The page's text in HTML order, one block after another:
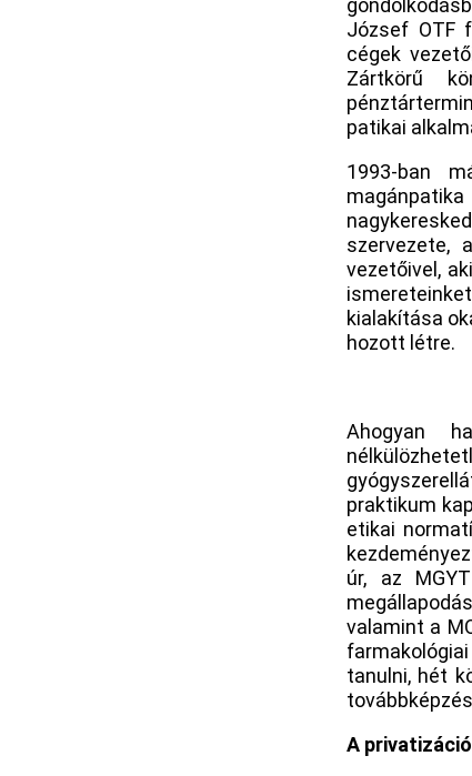
József OTF
cégek
Zártkörű
patikai
1993-ban
szervezete,
vezetőivel,
kialakítása
hozott létre.
Ahogyan
praktikum
etikai
úr, az
valamint a
tanulni, hét
A